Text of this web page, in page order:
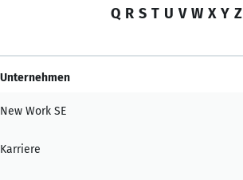
Q R S T U V W X Y Z
Unternehmen
New Work SE
Karriere